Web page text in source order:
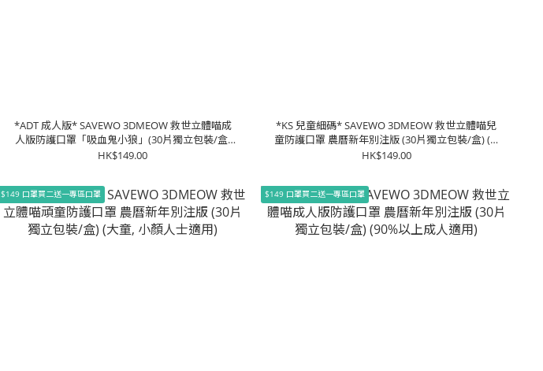
*ADT 成人版* SAVEWO 3DMEOW 救世立體喵成
人版防護口罩「吸血鬼小狼」(30片獨立包裝/盒)
(90% 以上成人適用)
HK$149.00
*KS 兒童細碼* SAVEWO 3DMEOW 救世立體喵兒
童防護口罩 農曆新年別注版 (30片獨立包裝/盒) (2-
6歲適用適用)
HK$149.00
$149 口罩買二送一專區口罩 $149 口罩買二送一專區口罩